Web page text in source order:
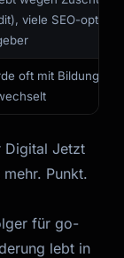
viele SEO-
oft mit
Digital Jetzt
Punkt.
für go-
lebt in